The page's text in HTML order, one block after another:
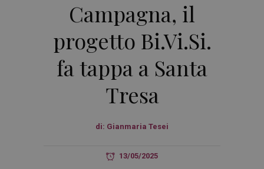
Campagna, il
progetto Bi.Vi.Si.
fa tappa a Santa
Tresa
di: Gianmaria Tesei
13/05/2025